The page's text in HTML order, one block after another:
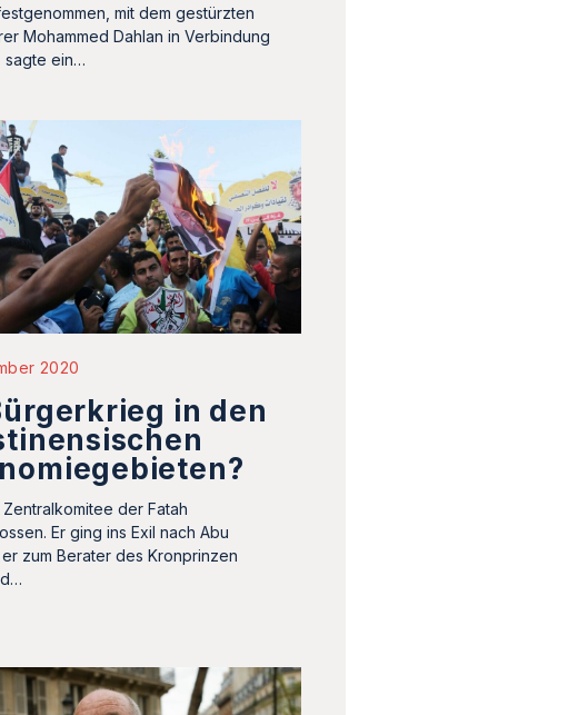
mit dem gestürzten
Mohammed Dahlan in Verbindung
sagte ein…
2020
in den
der Fatah
Er ging ins Exil nach Abu
zum Berater des Kronprinzen